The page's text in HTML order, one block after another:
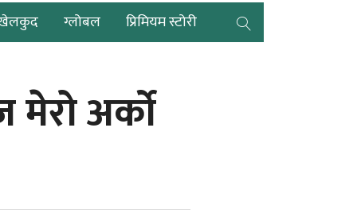
ग्लोबल प्रिमियम स्टोरी
अर्को